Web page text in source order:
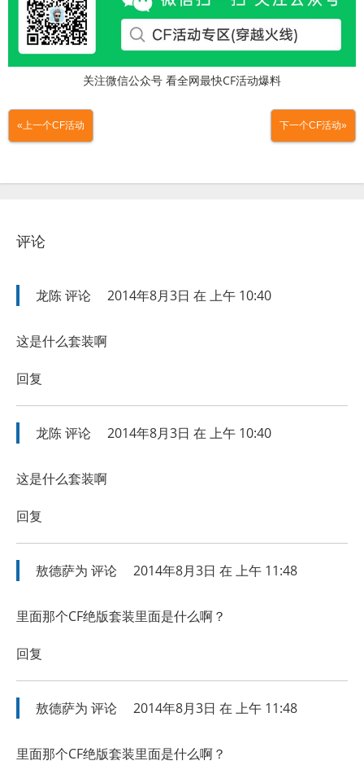
关注微信公众号 看全网最快CF活动爆料
«上一个CF活动 下一个CF活动»
评论
龙陈评论 2014年8月3日 在 上午 10:40
这是什么套装啊
回复
龙陈评论 2014年8月3日 在 上午 10:40
这是什么套装啊
回复
敖德萨为 评论 2014年8月3日 在 上午 11:48
里面那个CF绝版套装里面是什么啊？
回复
敖德萨为 评论 2014年8月3日 在 上午 11:48
里面那个CF绝版套装里面是什么啊？